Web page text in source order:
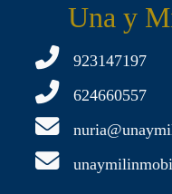
Una y
923147197
624660557